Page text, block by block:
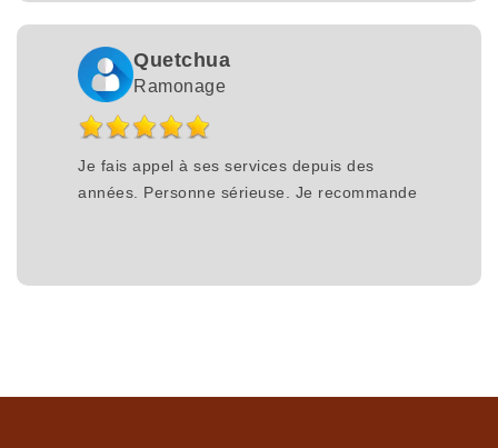
Quetchua
Ramonage
Je fais appel à ses services depuis des
années. Personne sérieuse. Je recommande